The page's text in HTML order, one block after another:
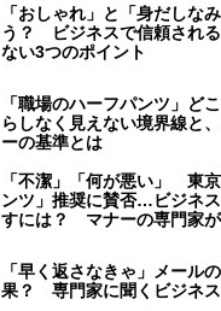
「おしゃれ」と「身だしな
う？ ビジネスで信頼され
ない3つのポイント
「職場のハーフパンツ」
らしなく見えない境界線と
ーの基準とは
「不潔」「何が悪い」 東
ンツ」推奨に賛否…ビジネ
すには？ マナーの専門家
「早く返さなきゃ」メール
果？ 専門家に聞くビジネス